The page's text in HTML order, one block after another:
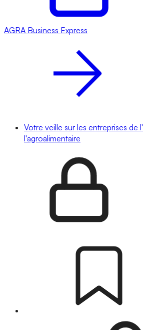
AGRA Business Express
Votre veille sur les entreprises de
l'agroalimentaire